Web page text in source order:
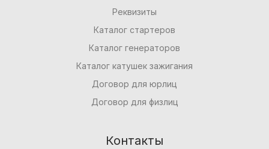
Реквизиты
Каталог стартеров
Каталог генераторов
Каталог катушек зажигания
Договор для юрлиц
Договор для физлиц
Контакты